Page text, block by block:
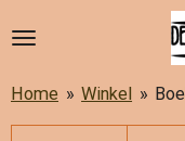
direct
de
hoofdinhoud
Home » Winkel »